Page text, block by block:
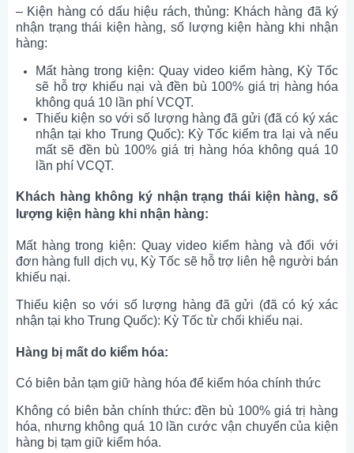
– Kiện hàng có dấu hiệu rách, thủng: Khách hàng đã ký
nhận trạng thái kiện hàng, số lượng kiện hàng khi nhận
hàng:
Mất hàng trong kiện: Quay video kiểm hàng, Kỳ Tốc
sẽ hỗ trợ khiếu nại và đền bù 100% giá trị hàng hóa
không quá 10 lần phí VCQT.
Thiếu kiện so với số lượng hàng đã gửi (đã có ký xác
nhận tại kho Trung Quốc): Kỳ Tốc kiểm tra lại và nếu
mất sẽ đền bù 100% giá trị hàng hóa không quá 10
lần phí VCQT.
Khách hàng không ký nhận trạng thái kiện hàng, số
lượng kiện hàng khi nhận hàng:
Mất hàng trong kiện: Quay video kiểm hàng và đối với
đơn hàng full dịch vụ, Kỳ Tốc sẽ hỗ trợ liên hệ người bán
khiếu nại.
Thiếu kiện so với số lượng hàng đã gửi (đã có ký xác
nhận tại kho Trung Quốc): Kỳ Tốc từ chối khiếu nại.
Hàng bị mất do kiểm hóa:
Có biên bản tạm giữ hàng hóa để kiểm hóa chính thức
Không có biên bản chính thức: đền bù 100% giá trị hàng
hóa, nhưng không quá 10 lần cước vận chuyển của kiện
hàng bị tạm giữ kiểm hóa.